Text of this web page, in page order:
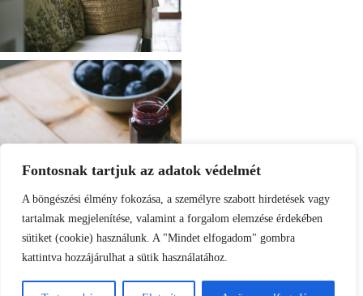
Fontosnak tartjuk az adatok védelmét
A böngészési élmény fokozása, a személyre szabott hirdetések vagy
tartalmak megjelenítése, valamint a forgalom elemzése érdekében
sütiket (cookie) használunk. A "Mindet elfogadom" gombra
kattintva hozzájárulhat a sütik használatához.